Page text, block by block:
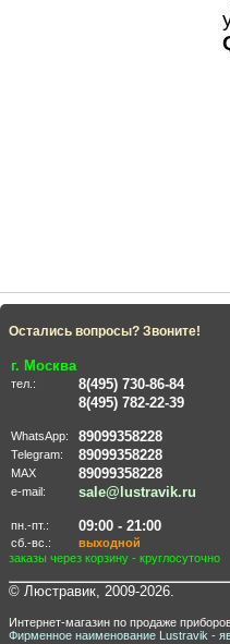
Остались вопросы? Звоните!
г. Москва
тел.:
8(495) 730-86-84
8(495) 782-22-39
WhatsApp: 89099358228
Telegram: 89099358228
MAX 89099358228
e-mail: sale@lustravik.ru
пн.-пт.: 09:00 - 21:00
сб.-вс.:
выходной
заказы через корзину - круглосуточно
© Люстравик, 2009-2026.
Интернет-магазин по продаже
Фирменное наименование Lustravik -